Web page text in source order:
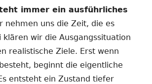
immer ein ausführliches
nehmen uns die Zeit, die es
klären wir die Ausgangssituation
realistische Ziele. Erst wenn
beginnt die eigentliche
entsteht ein Zustand tiefer